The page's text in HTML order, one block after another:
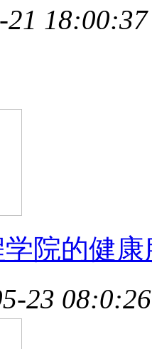
21 18:00:37
院的健康
23 08:0:26